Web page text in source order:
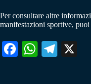
Per consultare altre
manifestazioni sportive, puoi
Fa W
Te